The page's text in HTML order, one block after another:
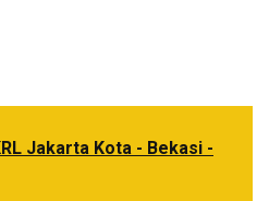
Jakarta Kota - Bekasi -